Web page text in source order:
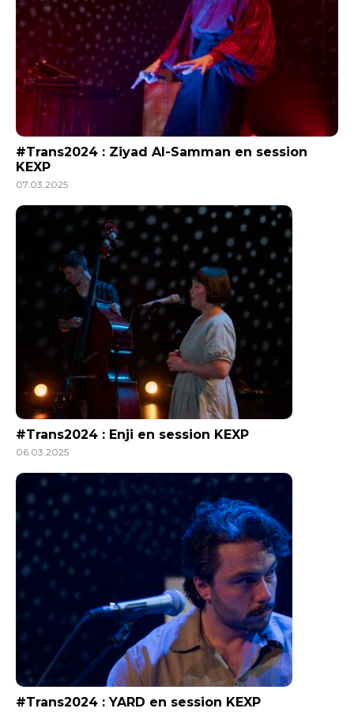
#Trans2024 : Ziyad Al-Samman en session
KEXP
07.03.2025
#Trans2024 : Enji en session KEXP
06.03.2025
#Trans2024 : YARD en session KEXP